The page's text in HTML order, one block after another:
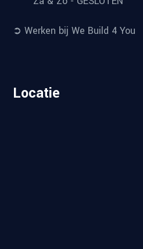
➲ Werken bij We Build 4 You
Locatie